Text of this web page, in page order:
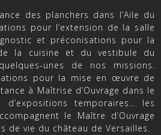
des planchers dans l’Aile du
pour l’extension de la salle
et préconisations pour la
la cuisine et du vestibule du
unes de nos missions.
pour la mise en œuvre de
à Maîtrise d’Ouvrage dans le
d’expositions temporaires… les
le Maître d’Ouvrage
de vie du château de Versailles.